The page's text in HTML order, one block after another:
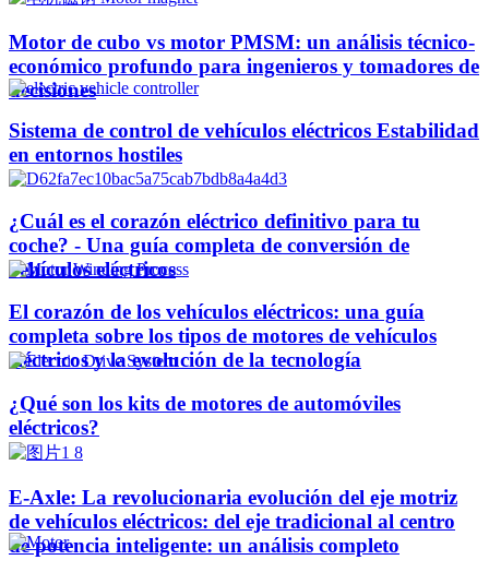
Motor de cubo vs motor PMSM: un análisis técnico-
económico profundo para ingenieros y tomadores de
decisiones
Sistema de control de vehículos eléctricos Estabilidad
en entornos hostiles
¿Cuál es el corazón eléctrico definitivo para tu
coche? - Una guía completa de conversión de
vehículos eléctricos
El corazón de los vehículos eléctricos: una guía
completa sobre los tipos de motores de vehículos
eléctricos y la evolución de la tecnología
¿Qué son los kits de motores de automóviles
eléctricos?
E-Axle: La revolucionaria evolución del eje motriz
de vehículos eléctricos: del eje tradicional al centro
de potencia inteligente: un análisis completo